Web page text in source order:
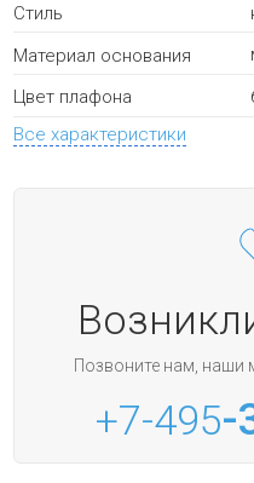
Стиль
Материал основания
Цвет плафона
Все характеристики
Позвоните нам, наши
+7-495-